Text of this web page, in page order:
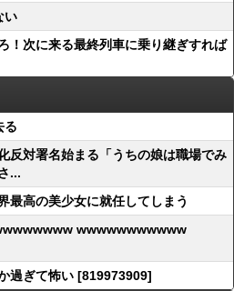
い
！次に来る最終列車に乗り継ぎすれば
る
反対署名始まる「うちの娘は職場でみ
...
最高の美少女に就任してしまう
wwwwwwwwwww
過ぎて怖い [819973909]